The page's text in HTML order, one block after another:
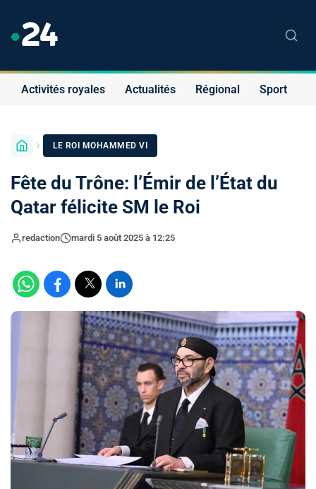
Activités royales Actualités Régional Sport
LE ROI MOHAMMED VI
Fête du Trône: l’Émir de l’État du
Qatar félicite SM le Roi
redaction mardi 5 août 2025 à 12:25